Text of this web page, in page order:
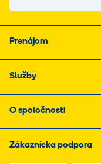
Prenájom
Služby
O spoločnosti
Zákaznícka podpora